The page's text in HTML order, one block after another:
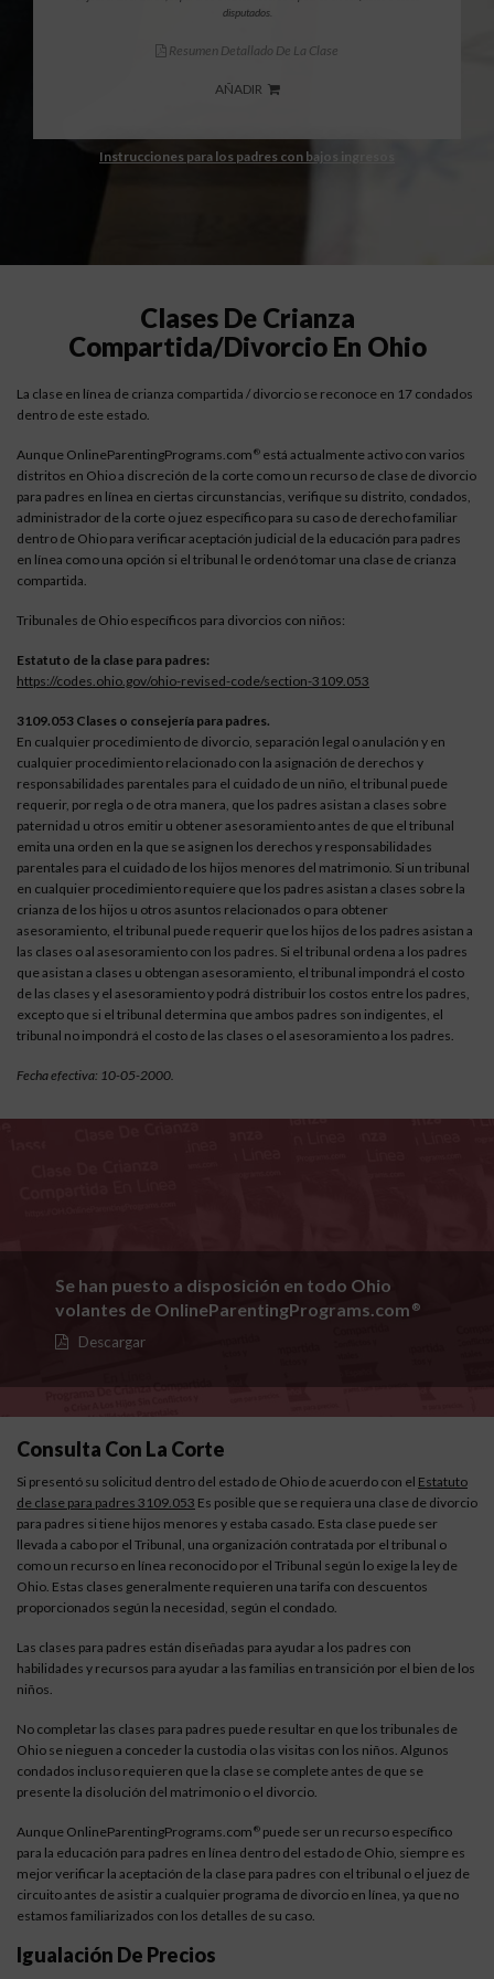
disputados.
Resumen Detallado De La Clase
AÑADIR
Instrucciones para los padres con bajos ingresos
Clases De Crianza
Compartida/divorcio En Ohio
La clase en línea de crianza compartida / divorcio se reconoce en 17 condados
dentro de este estado.
Aunque OnlineParentingPrograms.com ® está actualmente activo con varios
distritos en Ohio a discreción de la corte como un recurso de clase de divorcio
para padres en línea en ciertas circunstancias, verifique su distrito, condados,
administrador de la corte o juez específico para su caso de derecho familiar
dentro de Ohio para verificar aceptación judicial de la educación para padres
en línea como una opción si el tribunal le ordenó tomar una clase de crianza
compartida.
Tribunales de Ohio específicos para divorcios con niños:
Estatuto de la clase para padres:
https://codes.ohio.gov/ohio-revised-code/section-3109.053
3109.053 Clases o consejería para padres.
En cualquier procedimiento de divorcio, separación legal o anulación y en
cualquier procedimiento relacionado con la asignación de derechos y
responsabilidades parentales para el cuidado de un niño, el tribunal puede
requerir, por regla o de otra manera, que los padres asistan a clases sobre
paternidad u otros emitir u obtener asesoramiento antes de que el tribunal
emita una orden en la que se asignen los derechos y responsabilidades
parentales para el cuidado de los hijos menores del matrimonio. Si un tribunal
en cualquier procedimiento requiere que los padres asistan a clases sobre la
crianza de los hijos u otros asuntos relacionados o para obtener
asesoramiento, el tribunal puede requerir que los hijos de los padres asistan a
las clases o al asesoramiento con los padres. Si el tribunal ordena a los padres
que asistan a clases u obtengan asesoramiento, el tribunal impondrá el costo
de las clases y el asesoramiento y podrá distribuir los costos entre los padres,
excepto que si el tribunal determina que ambos padres son indigentes, el
tribunal no impondrá el costo de las clases o el asesoramiento a los padres.
Fecha efectiva: 10-05-2000.
Se han puesto a disposición en todo Ohio
volantes de OnlineParentingPrograms.com ®
Descargar
Consulta Con La Corte
Si presentó su solicitud dentro del estado de Ohio de acuerdo con el Estatuto
de clase para padres 3109.053 Es posible que se requiera una clase de divorcio
para padres si tiene hijos menores y estaba casado. Esta clase puede ser
llevada a cabo por el Tribunal, una organización contratada por el tribunal o
como un recurso en línea reconocido por el Tribunal según lo exige la ley de
Ohio. Estas clases generalmente requieren una tarifa con descuentos
proporcionados según la necesidad, según el condado.
Las clases para padres están diseñadas para ayudar a los padres con
habilidades y recursos para ayudar a las familias en transición por el bien de los
niños.
No completar las clases para padres puede resultar en que los tribunales de
Ohio se nieguen a conceder la custodia o las visitas con los niños. Algunos
condados incluso requieren que la clase se complete antes de que se
presente la disolución del matrimonio o el divorcio.
Aunque OnlineParentingPrograms.com ® puede ser un recurso específico
para la educación para padres en línea dentro del estado de Ohio, siempre es
mejor verificar la aceptación de la clase para padres con el tribunal o el juez de
circuito antes de asistir a cualquier programa de divorcio en línea, ya que no
estamos familiarizados con los detalles de su caso.
Igualación De Precios